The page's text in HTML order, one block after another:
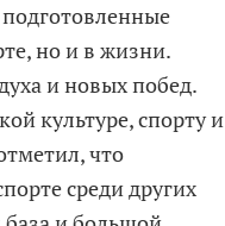
но и в жизни.
и новых побед.
культуре, спорту и
что
среди других